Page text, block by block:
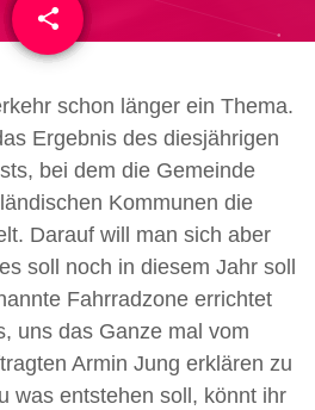
share
email
schon länger ein Thema.
Ergebnis des diesjährigen
bei dem die Gemeinde
Kommunen die
Darauf will man sich aber
soll noch in diesem Jahr soll
Fahrradzone errichtet
uns das Ganze mal vom
Armin Jung erklären zu
was entstehen soll, könnt ihr